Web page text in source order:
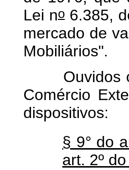
Lei no 6.385,
mercado de
Mobiliários".
Ouvidos os
Comércio
dispositivos:
§ 9° do
art. 2º